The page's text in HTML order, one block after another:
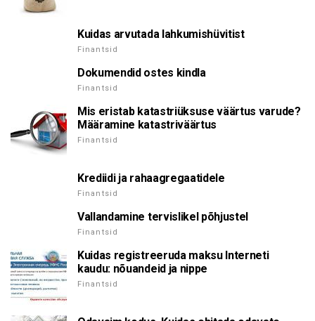
Kuidas arvutada lahkumishüvitist
Finantsid
Dokumendid ostes kindla
Finantsid
Mis eristab katastriüksuse väärtus varude?
Määramine katastriväärtus
Finantsid
Krediidi ja rahaagregaatidele
Finantsid
Vallandamine tervislikel põhjustel
Finantsid
Kuidas registreeruda maksu Interneti
kaudu: nõuandeid ja nippe
Finantsid